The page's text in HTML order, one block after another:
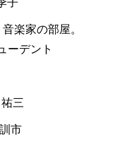
子
楽家の部屋。
ーデント
三
市